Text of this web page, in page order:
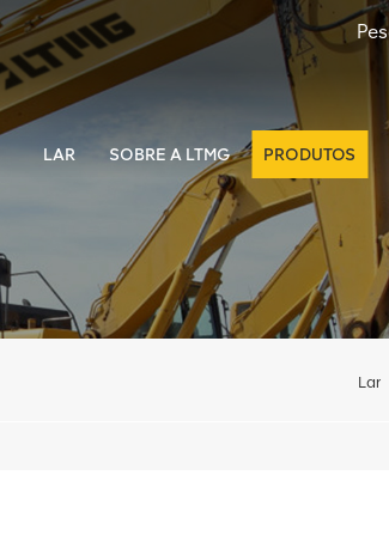
LAR SOBRE A LTMG PRODUTOS
Lar